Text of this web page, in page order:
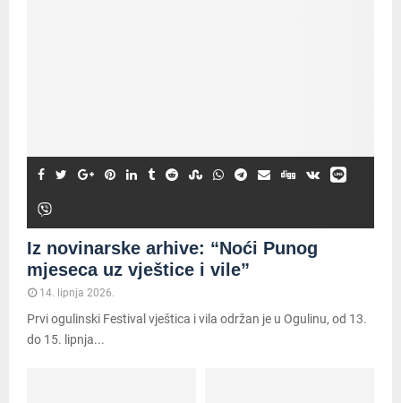
Iz novinarske arhive: “Noći Punog
mjeseca uz vještice i vile”
14. lipnja 2026.
Prvi ogulinski Festival vještica i vila održan je u Ogulinu, od 13.
do 15. lipnja...